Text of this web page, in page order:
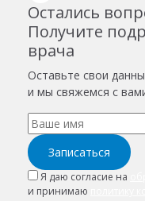
Остались
Получите
врача
Оставьте свои
и мы свяжемся с
Записаться
Я даю согласие на
и принимаю